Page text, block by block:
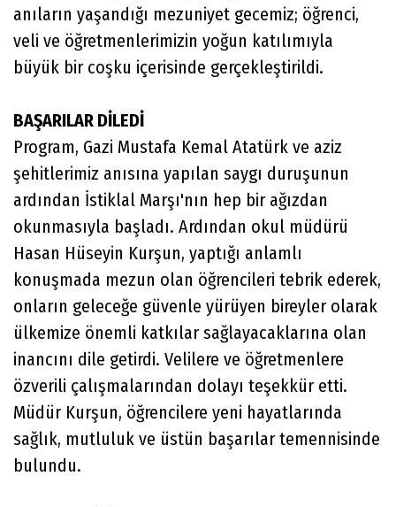
anıların yaşandığı mezuniyet gecemiz; öğrenci,
veli ve öğretmenlerimizin yoğun katılımıyla
büyük bir coşku içerisinde gerçekleştirildi.
BAŞARILAR DİLEDİ
Program, Gazi Mustafa Kemal Atatürk ve aziz
şehitlerimiz anısına yapılan saygı duruşunun
ardından İstiklal Marşı'nın hep bir ağızdan
okunmasıyla başladı. Ardından okul müdürü
Hasan Hüseyin Kurşun, yaptığı anlamlı
konuşmada mezun olan öğrencileri tebrik ederek,
onların geleceğe güvenle yürüyen bireyler olarak
ülkemize önemli katkılar sağlayacaklarına olan
inancını dile getirdi. Velilere ve öğretmenlere
özverili çalışmalarından dolayı teşekkür etti.
Müdür Kurşun, öğrencilere yeni hayatlarında
sağlık, mutluluk ve üstün başarılar temennisinde
bulundu.